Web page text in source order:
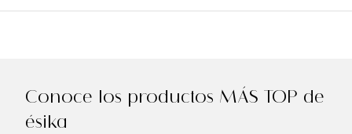
Conoce los productos MÁS TOP de
ésika